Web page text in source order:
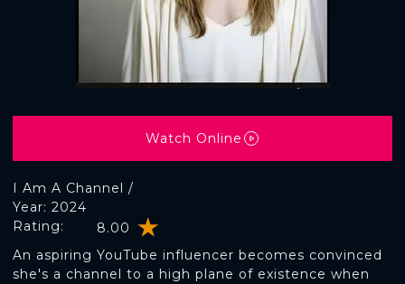
I Am A Channel /
Rating: 8.00
Year: 2024
An aspiring YouTube influencer becomes convinced
she's a channel to a high plane of existence when
Watch Online